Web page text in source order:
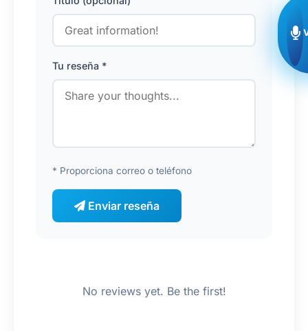
Tu reseña *
* Proporciona correo o teléfono
Enviar reseña
No reviews yet. Be the first!